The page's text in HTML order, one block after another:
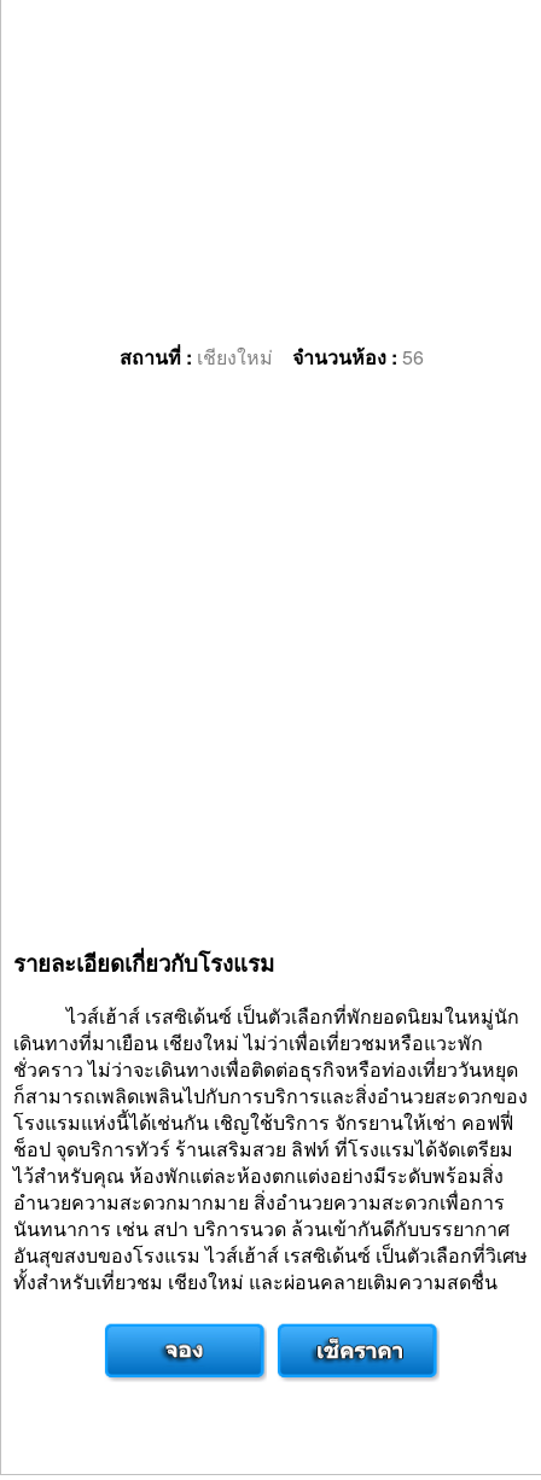
สถานที่ : เชียงใหม่ จำนวนห้อง : 56
รายละเอียดเกี่ยวกับโรงแรม
ไวส์เฮ้าส์ เรสซิเด้นซ์ เป็นตัวเลือกที่พักยอดนิยมในหมู่นัก
เดินทางที่มาเยือน เชียงใหม่ ไม่ว่าเพื่อเที่ยวชมหรือแวะพัก
ชั่วคราว ไม่ว่าจะเดินทางเพื่อติดต่อธุรกิจหรือท่องเที่ยววันหยุด
ก็สามารถเพลิดเพลินไปกับการบริการและสิ่งอำนวยสะดวกของ
โรงแรมแห่งนี้ได้เช่นกัน เชิญใช้บริการ จักรยานให้เช่า คอฟฟี่
ช็อป จุดบริการทัวร์ ร้านเสริมสวย ลิฟท์ ที่โรงแรมได้จัดเตรียม
ไว้สำหรับคุณ ห้องพักแต่ละห้องตกแต่งอย่างมีระดับพร้อมสิ่ง
อำนวยความสะดวกมากมาย สิ่งอำนวยความสะดวกเพื่อการ
นันทนาการ เช่น สปา บริการนวด ล้วนเข้ากันดีกับบรรยากาศ
อันสุขสงบของโรงแรม ไวส์เฮ้าส์ เรสซิเด้นซ์ เป็นตัวเลือกที่วิเศษ
ทั้งสำหรับเที่ยวชม เชียงใหม่ และผ่อนคลายเติมความสดชื่น